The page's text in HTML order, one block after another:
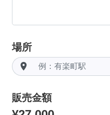
場所
room
販売金額